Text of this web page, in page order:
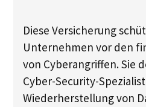
Diese Versicherung
Unternehmen vor den
von Cyberangriffen. Sie
Cyber-Security-
Wiederherstellung von